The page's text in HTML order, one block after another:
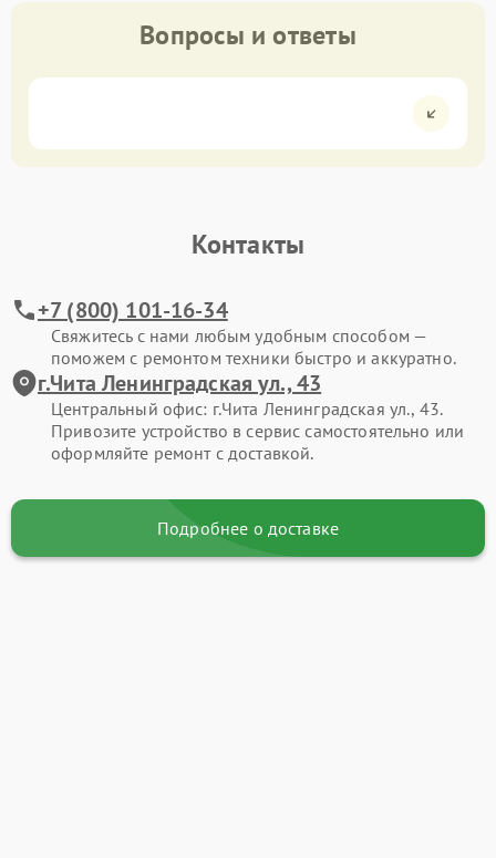
Вопросы и ответы
Контакты
+7 (800) 101-16-34
Свяжитесь с нами любым удобным способом —
поможем с ремонтом техники быстро и аккуратно.
г.Чита Ленинградская ул., 43
Центральный офис: г.Чита Ленинградская ул., 43.
Привозите устройство в сервис самостоятельно или
оформляйте ремонт с доставкой.
Подробнее о доставке